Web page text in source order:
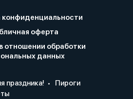
конфиденциальности
оферта
отношении обработки
данных
праздника!
Пироги